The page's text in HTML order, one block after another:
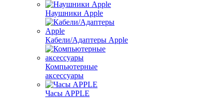
Наушники Apple
Кабели/Адаптеры Apple
Компьютерные
аксессуары
Часы APPLE